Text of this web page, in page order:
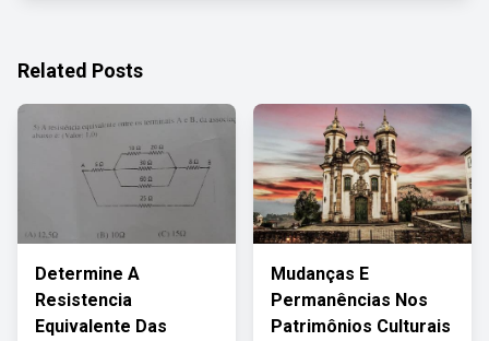
Related Posts
Determine A
Resistencia
Equivalente Das
Mudanças E
Permanências Nos
Patrimônios Culturais